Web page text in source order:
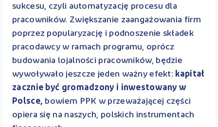
sukcesu, czyli automatyzację procesu dla
pracowników. Zwiększanie zaangażowania firm
poprzez popularyzację i podnoszenie składek
pracodawcy w ramach programu, oprócz
budowania lojalności pracowników, będzie
wywoływało jeszcze jeden ważny efekt: kapitał
zacznie być gromadzony i inwestowany w
Polsce, bowiem PPK w przeważającej części
opiera się na naszych, polskich instrumentach